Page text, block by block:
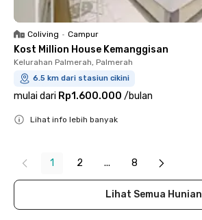
Coliving • Campur
Kost Million House Kemanggisan
Kelurahan Palmerah, Palmerah
6.5 km dari stasiun cikini
mulai dari Rp1.600.000 /bulan
Lihat info lebih banyak
1 2 ... 8
Lihat Semua Hunian